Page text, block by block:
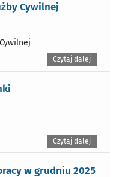
Cywilnej
Czytaj dalej
Czytaj dalej
w grudniu 2025